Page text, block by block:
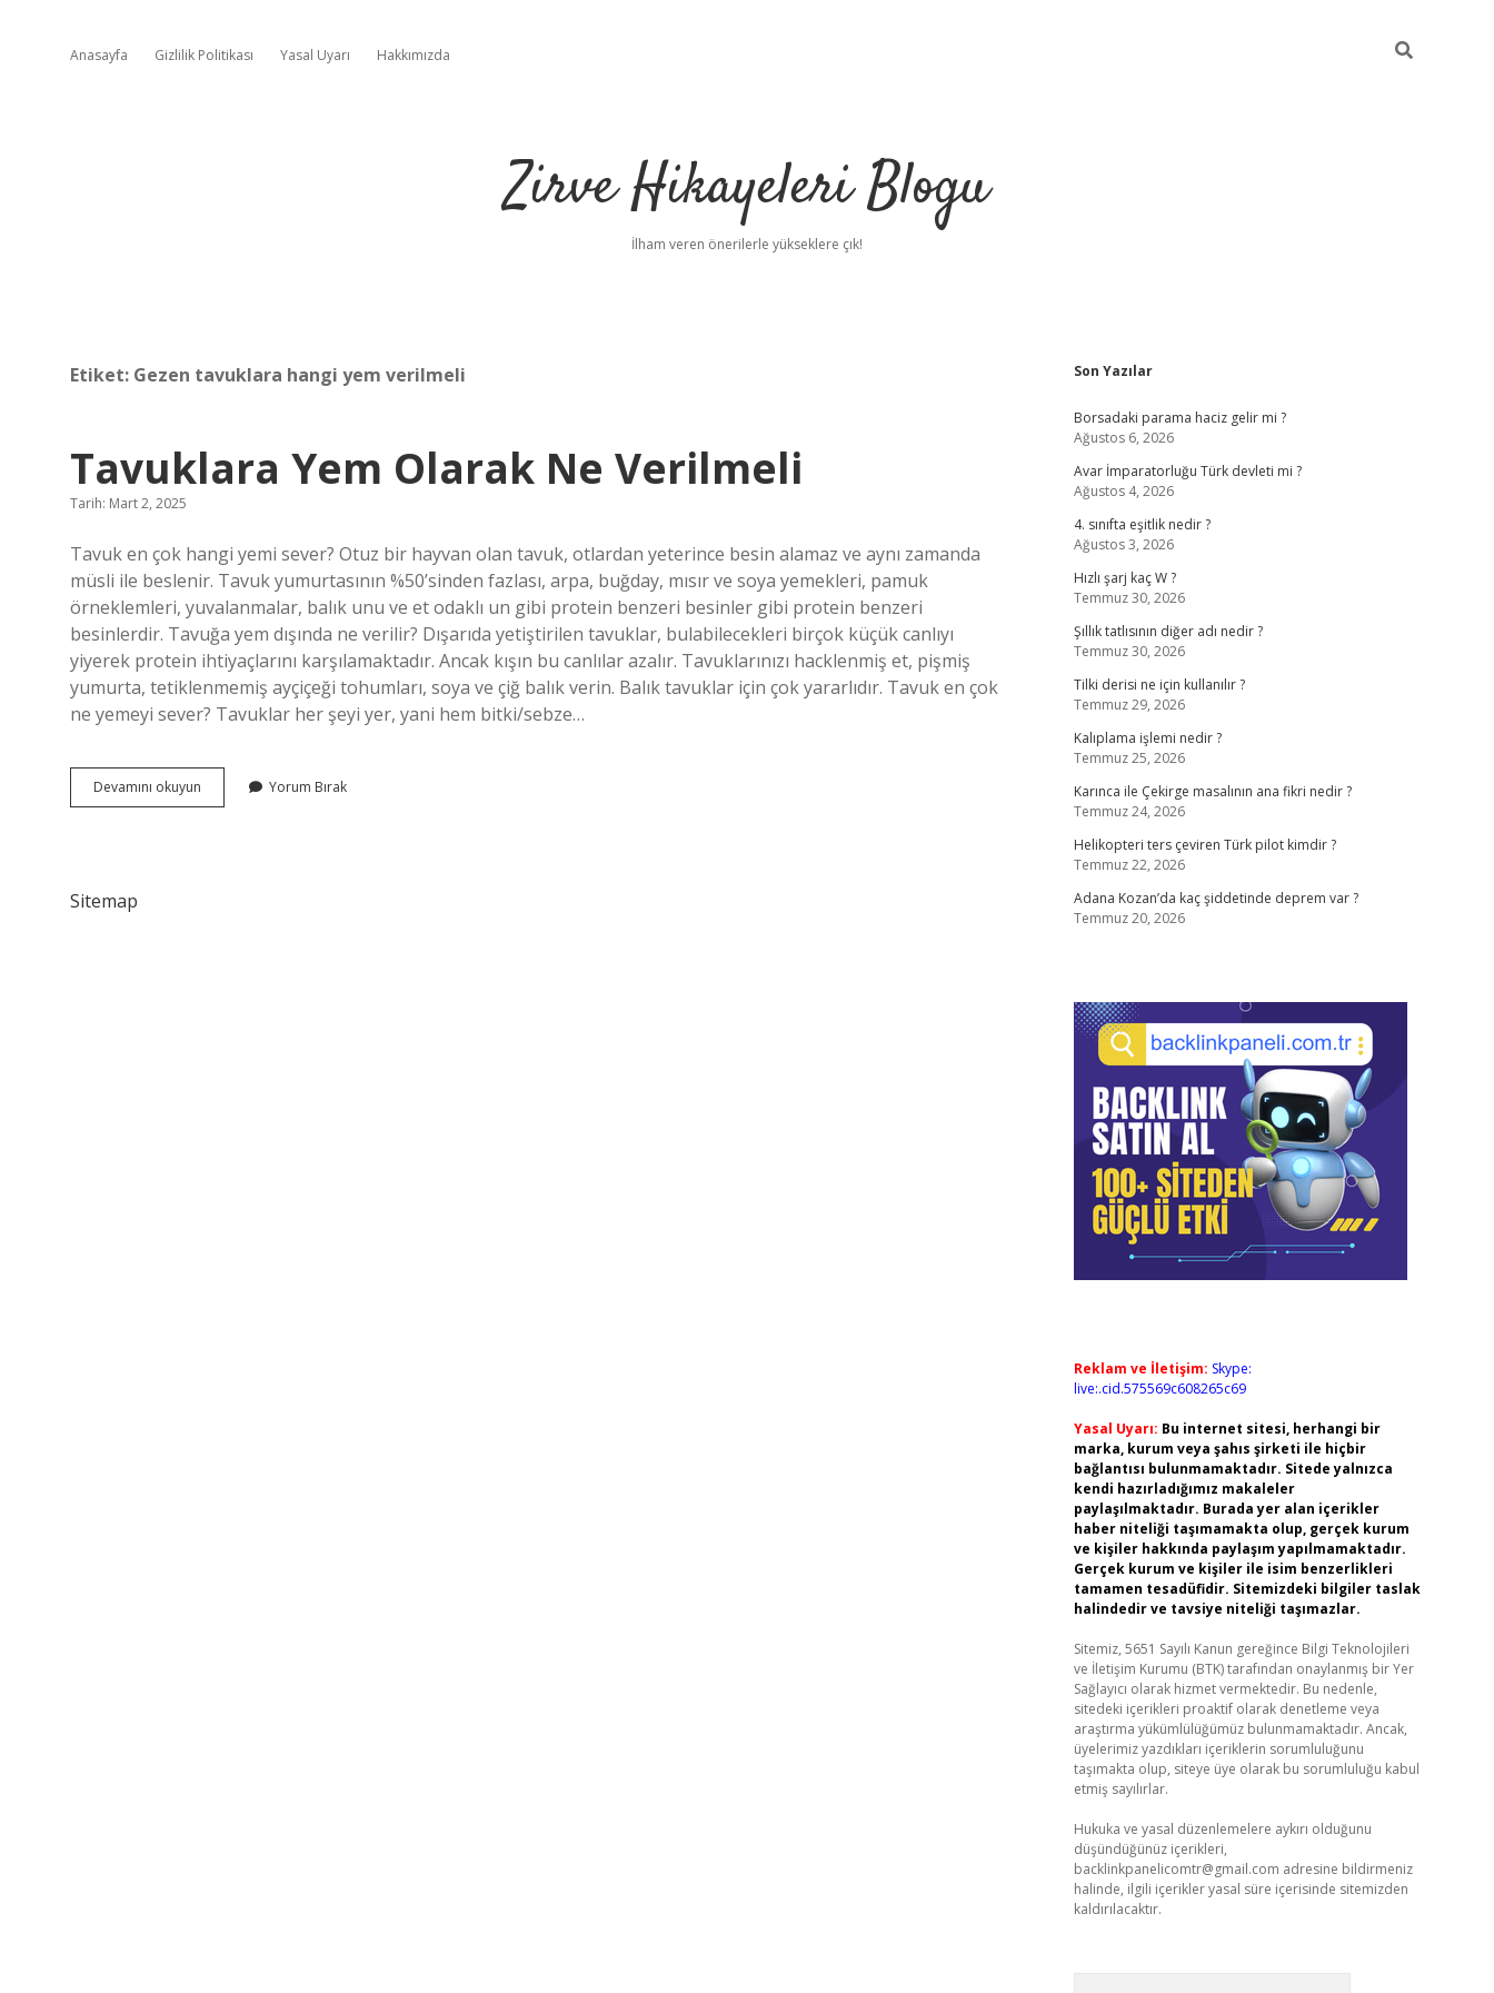
Anasayfa Gizlilik Politikası Yasal Uyarı Hakkımızda
Zirve Hikayeleri Blogu
İlham veren önerilerle yükseklere çık!
Etiket: Gezen tavuklara hangi yem verilmeli
Tavuklara Yem Olarak Ne Verilmeli
Tarih: Mart 2, 2025
Tavuk en çok hangi yemi sever? Otuz bir hayvan olan tavuk, otlardan yeterince besin alamaz ve aynı zamanda
müsli ile beslenir. Tavuk yumurtasının %50’sinden fazlası, arpa, buğday, mısır ve soya yemekleri, pamuk
örneklemleri, yuvalanmalar, balık unu ve et odaklı un gibi protein benzeri besinler gibi protein benzeri
besinlerdir. Tavuğa yem dışında ne verilir? Dışarıda yetiştirilen tavuklar, bulabilecekleri birçok küçük canlıyı
yiyerek protein ihtiyaçlarını karşılamaktadır. Ancak kışın bu canlılar azalır. Tavuklarınızı hacklenmiş et, pişmiş
yumurta, tetiklenmemiş ayçiçeği tohumları, soya ve çiğ balık verin. Balık tavuklar için çok yararlıdır. Tavuk en çok
ne yemeyi sever? Tavuklar her şeyi yer, yani hem bitki/sebze…
Devamını okuyun Tavuklara
Yem
Yorum Bırak
Sitemap
Sidebar
Son Yazılar
Borsadaki parama haciz gelir mi ?
Ağustos 6, 2026
Avar İmparatorluğu Türk devleti mi ?
Ağustos 4, 2026
4. sınıfta eşitlik nedir ?
Ağustos 3, 2026
Hızlı şarj kaç W ?
Temmuz 30, 2026
Şıllık tatlısının diğer adı nedir ?
Temmuz 30, 2026
Tilki derisi ne için kullanılır ?
Temmuz 29, 2026
Kalıplama işlemi nedir ?
Temmuz 25, 2026
Karınca ile Çekirge masalının ana fikri nedir ?
Temmuz 24, 2026
Helikopteri ters çeviren Türk pilot kimdir ?
Temmuz 22, 2026
Adana Kozan’da kaç şiddetinde deprem var ?
Temmuz 20, 2026
Reklam ve İletişim: Skype:
live:.cid.575569c608265c69
Yasal Uyarı: Bu internet sitesi, herhangi bir
marka, kurum veya şahıs şirketi ile hiçbir
bağlantısı bulunmamaktadır. Sitede yalnızca
kendi hazırladığımız makaleler
paylaşılmaktadır. Burada yer alan içerikler
haber niteliği taşımamakta olup, gerçek kurum
ve kişiler hakkında paylaşım yapılmamaktadır.
Gerçek kurum ve kişiler ile isim benzerlikleri
tamamen tesadüfidir. Sitemizdeki bilgiler taslak
halindedir ve tavsiye niteliği taşımazlar.
Sitemiz, 5651 Sayılı Kanun gereğince Bilgi Teknolojileri
ve İletişim Kurumu (BTK) tarafından onaylanmış bir Yer
Sağlayıcı olarak hizmet vermektedir. Bu nedenle,
sitedeki içerikleri proaktif olarak denetleme veya
araştırma yükümlülüğümüz bulunmamaktadır. Ancak,
üyelerimiz yazdıkları içeriklerin sorumluluğunu
taşımakta olup, siteye üye olarak bu sorumluluğu kabul
etmiş sayılırlar.
Hukuka ve yasal düzenlemelere aykırı olduğunu
düşündüğünüz içerikleri,
backlinkpanelicomtr@gmail.com adresine bildirmeniz
halinde, ilgili içerikler yasal süre içerisinde sitemizden
kaldırılacaktır.